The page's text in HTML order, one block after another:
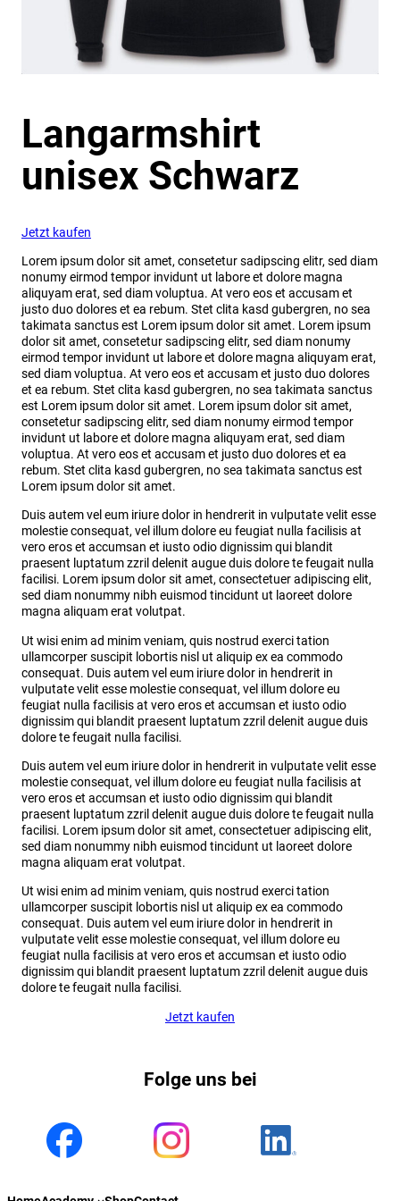
Langarmshirt
unisex Schwarz
Jetzt kaufen
Lorem ipsum dolor sit amet, consetetur sadipscing elitr, sed diam
nonumy eirmod tempor invidunt ut labore et dolore magna
aliquyam erat, sed diam voluptua. At vero eos et accusam et
justo duo dolores et ea rebum. Stet clita kasd gubergren, no sea
takimata sanctus est Lorem ipsum dolor sit amet. Lorem ipsum
dolor sit amet, consetetur sadipscing elitr, sed diam nonumy
eirmod tempor invidunt ut labore et dolore magna aliquyam erat,
sed diam voluptua. At vero eos et accusam et justo duo dolores
et ea rebum. Stet clita kasd gubergren, no sea takimata sanctus
est Lorem ipsum dolor sit amet. Lorem ipsum dolor sit amet,
consetetur sadipscing elitr, sed diam nonumy eirmod tempor
invidunt ut labore et dolore magna aliquyam erat, sed diam
voluptua. At vero eos et accusam et justo duo dolores et ea
rebum. Stet clita kasd gubergren, no sea takimata sanctus est
Lorem ipsum dolor sit amet.
Duis autem vel eum iriure dolor in hendrerit in vulputate velit esse
molestie consequat, vel illum dolore eu feugiat nulla facilisis at
vero eros et accumsan et iusto odio dignissim qui blandit
praesent luptatum zzril delenit augue duis dolore te feugait nulla
facilisi. Lorem ipsum dolor sit amet, consectetuer adipiscing elit,
sed diam nonummy nibh euismod tincidunt ut laoreet dolore
magna aliquam erat volutpat.
Ut wisi enim ad minim veniam, quis nostrud exerci tation
ullamcorper suscipit lobortis nisl ut aliquip ex ea commodo
consequat. Duis autem vel eum iriure dolor in hendrerit in
vulputate velit esse molestie consequat, vel illum dolore eu
feugiat nulla facilisis at vero eros et accumsan et iusto odio
dignissim qui blandit praesent luptatum zzril delenit augue duis
dolore te feugait nulla facilisi.
Duis autem vel eum iriure dolor in hendrerit in vulputate velit esse
molestie consequat, vel illum dolore eu feugiat nulla facilisis at
vero eros et accumsan et iusto odio dignissim qui blandit
praesent luptatum zzril delenit augue duis dolore te feugait nulla
facilisi. Lorem ipsum dolor sit amet, consectetuer adipiscing elit,
sed diam nonummy nibh euismod tincidunt ut laoreet dolore
magna aliquam erat volutpat.
Ut wisi enim ad minim veniam, quis nostrud exerci tation
ullamcorper suscipit lobortis nisl ut aliquip ex ea commodo
consequat. Duis autem vel eum iriure dolor in hendrerit in
vulputate velit esse molestie consequat, vel illum dolore eu
feugiat nulla facilisis at vero eros et accumsan et iusto odio
dignissim qui blandit praesent luptatum zzril delenit augue duis
dolore te feugait nulla facilisi.
Jetzt kaufen
Folge uns bei